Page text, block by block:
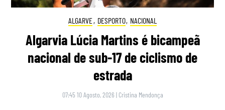
ALGARVE, DESPORTO, NACIONAL
Algarvia Lúcia Martins é bicampeã
nacional de sub-17 de ciclismo de
estrada
07:45 10 Agosto, 2026 | Cristina Mendonça